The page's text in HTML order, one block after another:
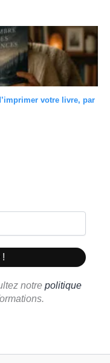
votre livre, par
notre politique